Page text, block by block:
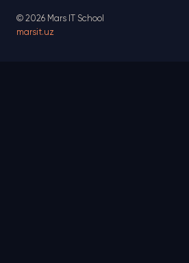
© 2026 Mars IT School
marsit.uz